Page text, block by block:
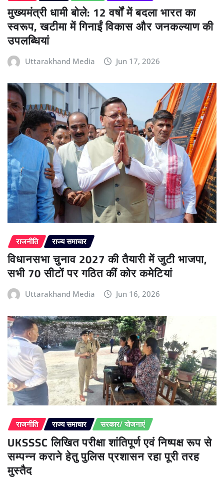
मुख्यमंत्री धामी बोले: 12 वर्षों में बदला भारत का
स्वरूप, खटीमा में गिनाईं विकास और जनकल्याण की
उपलब्धियां
Uttarakhand Media Jun 17, 2026
राजनीति राज्य समाचार
विधानसभा चुनाव 2027 की तैयारी में जुटी भाजपा,
सभी 70 सीटों पर गठित कीं कोर कमेटियां
Uttarakhand Media Jun 16, 2026
राजनीति राज्य समाचार सरकार/ योजनाएं
UKSSSC लिखित परीक्षा शांतिपूर्ण एवं निष्पक्ष रूप से
सम्पन्न कराने हेतु पुलिस प्रशासन रहा पूरी तरह
मुस्तैद